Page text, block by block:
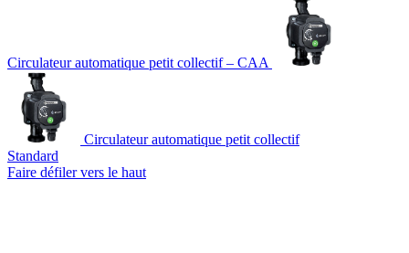
Circulateur automatique petit collectif – CAA
Circulateur automatique petit collectif
Standard
Faire défiler vers le haut